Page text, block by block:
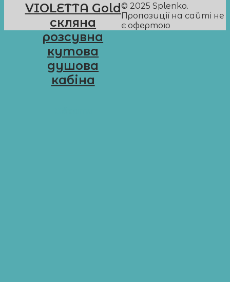
VIOLETTA Gold
cкляна
розсувна
кутова
душова
кабіна
© 2025 Splenko.
Пропозиції на сайті не
є офертою